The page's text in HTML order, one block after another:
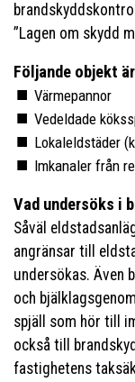
”Lagen om skydd
Följande objekt
Värmepannor
Vedeldade
Lokaleldstäder
Imkanaler från
Vad undersöks i
Såväl
angränsar till
undersökas. Även
och
spjäll som hör till
också till
fastighetens